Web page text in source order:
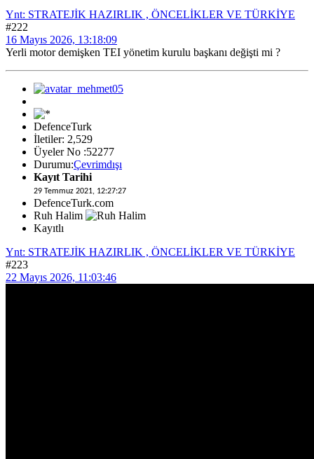
Ynt: STRATEJİK HAZIRLIK , ÖNCELİKLER VE TÜRKİYE
#222
16 Mayıs 2026, 13:18:09
Yerli motor demişken TEI yönetim kurulu başkanı değişti mi ?
DefenceTurk
İletiler: 2,529
Üyeler No :52277
Durumu:Çevrimdışı
Kayıt Tarihi
29 Temmuz 2021, 12:27:27
DefenceTurk.com
Ruh Halim
Kayıtlı
Ynt: STRATEJİK HAZIRLIK , ÖNCELİKLER VE TÜRKİYE
#223
22 Mayıs 2026, 11:03:46